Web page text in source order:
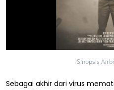
Sinopsis
Sebagai akhir dari virus